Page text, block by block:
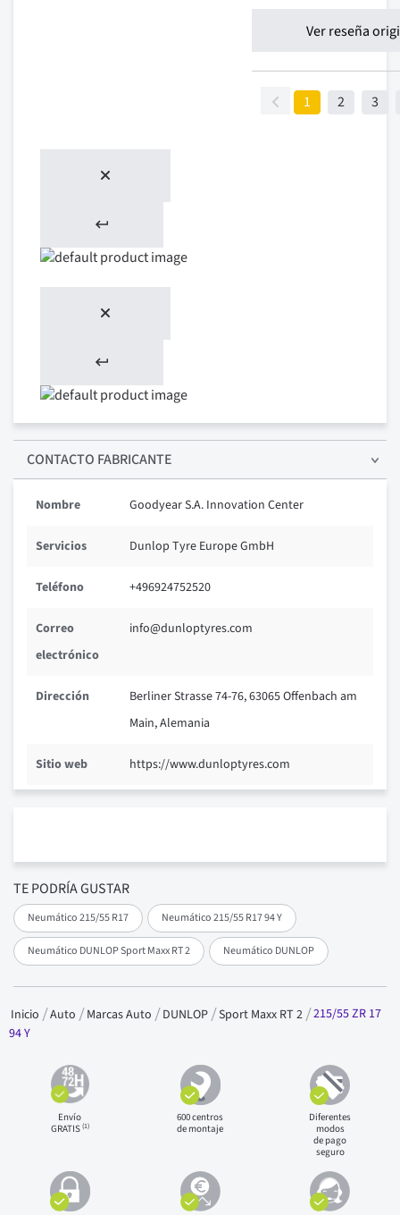
TE PODRÍA GUSTAR
Neumático 215/55 R17 Neumático 215/55 R17 94 Y
Neumático DUNLOP Sport Maxx RT 2 Neumático DUNLOP
Ver reseña
1 2 3
CONTACTO FABRICANTE
Nombre Goodyear S.A. Innovation Center
Servicios Dunlop Tyre Europe GmbH
Teléfono +496924752520
Correo
electrónico
info@dunloptyres.com
Dirección
Berliner Strasse 74-76, 63065 Offenbach am
Main, Alemania
Sitio web https://www.dunloptyres.com
Inicio Auto Marcas Auto DUNLOP Sport Maxx RT 2 215/55 ZR 17
94 Y
Envío
GRATIS(1)
600 centros
de montaje
Diferentes
modos
de pago
seguro